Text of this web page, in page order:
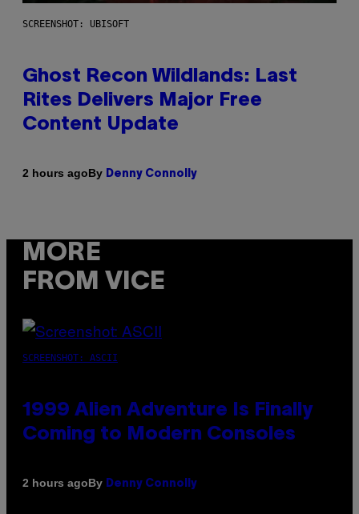
SCREENSHOT: UBISOFT
Ghost Recon Wildlands: Last
Rites Delivers Major Free
Content Update
2 hours agoBy Denny Connolly
MORE
FROM VICE
SCREENSHOT: ASCII
1999 Alien Adventure Is Finally
Coming to Modern Consoles
2 hours agoBy Denny Connolly